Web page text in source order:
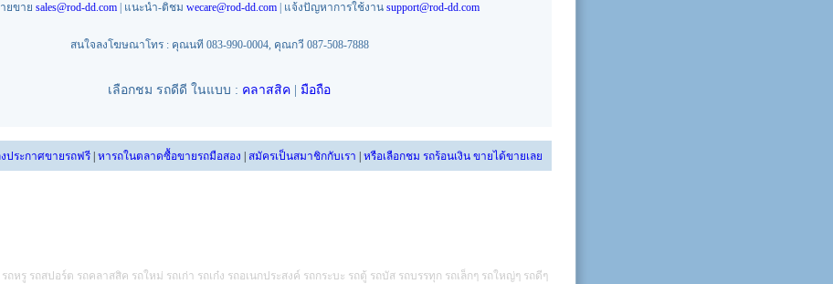
ยขาย sales@rod-dd.com | แนะนำ-ติชม wecare@rod-dd.com | แจ้งปัญหาการใช้งาน support@rod-dd.com
สนใจลงโฆษณาโทร : คุณนที 083-990-0004, คุณกวี 087-508-7888
เลือกชม รถดีดี ในแบบ : คลาสสิค มือถือ
ประกาศขายรถฟรี หารถในตลาดซื้อขายรถมือสอง สมัครเป็นสมาชิกกับเรา หรือเลือกชม รถร้อนเงิน ขายได้ขายเลย
ถหรู รถสปอร์ต รถคลาสสิค รถใหม่ รถเก่า รถเก๋ง รถอเนกประสงค์ รถกระบะ รถตู้ รถบัส รถบรรทุก รถเล็กๆ รถใหญ่ๆ รถดีๆ